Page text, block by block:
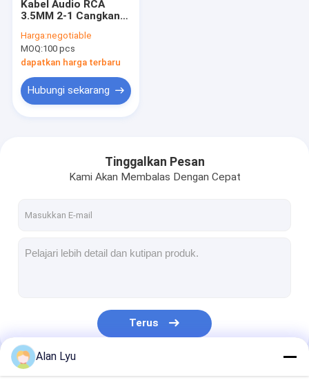
Kabel Audio RCA
3.5MM 2-1 Cangkang
Audio Mobil 0.53M 1M
2M
Harga:negotiable
MOQ:100 pcs
dapatkan harga terbaru
Hubungi sekarang
Tinggalkan Pesan
Kami Akan Membalas Dengan Cepat
Terus
Kategori Kami
Alan Lyu